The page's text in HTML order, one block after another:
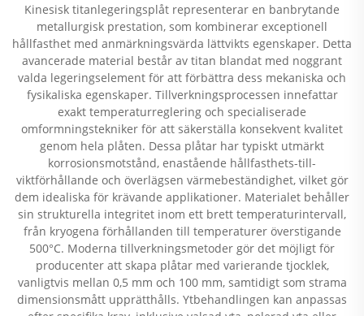
Kinesisk titanlegeringsplåt representerar en banbrytande
metallurgisk prestation, som kombinerar exceptionell
hållfasthet med anmärkningsvärda lättvikts egenskaper. Detta
avancerade material består av titan blandat med noggrant
valda legeringselement för att förbättra dess mekaniska och
fysikaliska egenskaper. Tillverkningsprocessen innefattar
exakt temperaturreglering och specialiserade
omformningstekniker för att säkerställa konsekvent kvalitet
genom hela plåten. Dessa plåtar har typiskt utmärkt
korrosionsmotstånd, enastående hållfasthets-till-
viktförhållande och överlägsen värmebeständighet, vilket gör
dem idealiska för krävande applikationer. Materialet behåller
sin strukturella integritet inom ett brett temperaturintervall,
från kryogena förhållanden till temperaturer överstigande
500°C. Moderna tillverkningsmetoder gör det möjligt för
producenter att skapa plåtar med varierande tjocklek,
vanligtvis mellan 0,5 mm och 100 mm, samtidigt som strama
dimensionsmått upprätthålls. Ytbehandlingen kan anpassas